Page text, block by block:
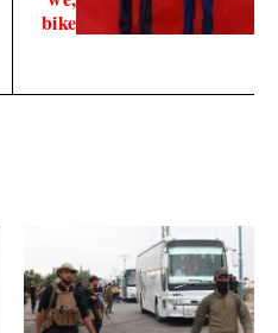
bike